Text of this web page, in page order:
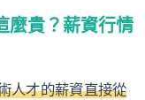
麼貴？薪資行情
人才的薪資直接從